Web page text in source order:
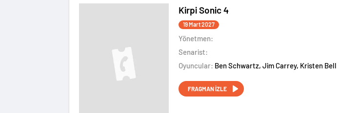
Kirpi Sonic 4
19 Mart 2027
Yönetmen:
Senarist:
Oyuncular:
Ben Schwartz, Jim Carrey, Kristen Bell
FRAGMAN İZLE